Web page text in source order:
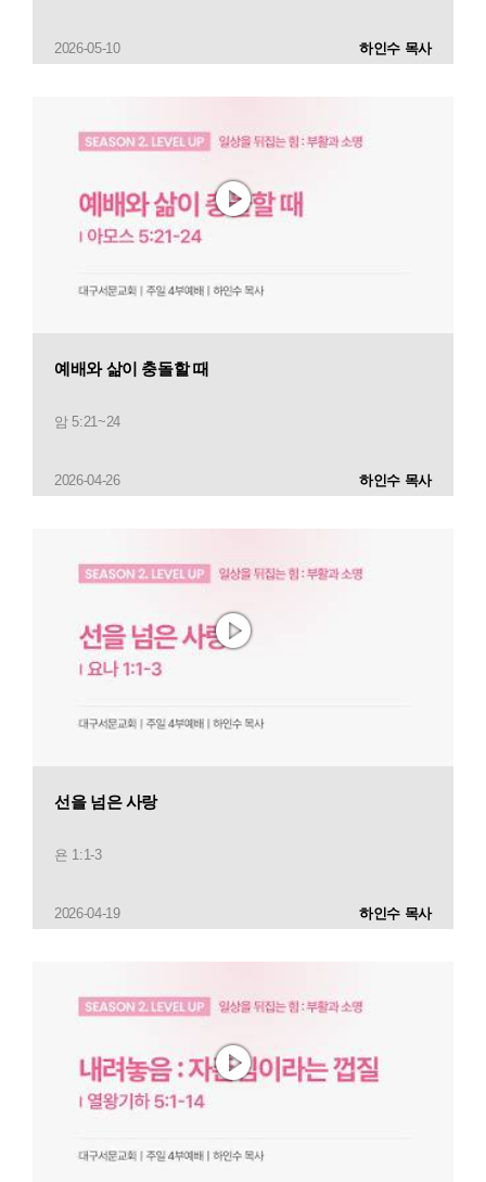
2026-05-10 하인수 목사
예배와 삶이 충돌할 때
암 5:21~24
2026-04-26 하인수 목사
선을 넘은 사랑
욘 1:1-3
2026-04-19 하인수 목사